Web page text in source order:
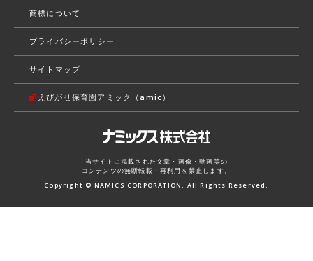
商標について
プライバシーポリシー
サイトマップ
えびがせ保育園アミック（amic）
当サイトに掲載された文章・画像・動画等の
コンテンツの無断転載・再利用を禁止します。
Copyright © NAMICS CORPORATION. All Rights Reserved.